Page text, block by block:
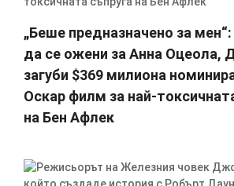
„Беше предназначено за
да се ожени за Анна Оцеола,
загуби $369 милиона
Оскар филм за най-
на Бен Афлек